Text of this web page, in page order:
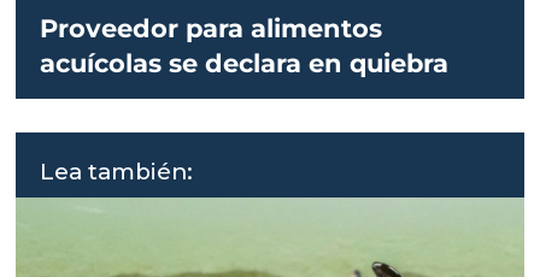
Proveedor para alimentos
acuícolas se declara en quiebra
Lea también: